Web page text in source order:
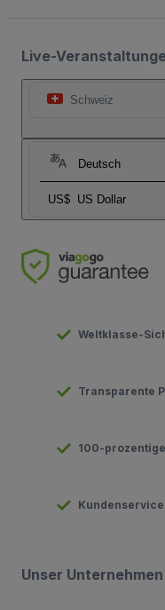
Live-
Schweiz
Deutsch
US$ US Dollar
Weltklasse-
Transparente
100-
Unser Unternehmen